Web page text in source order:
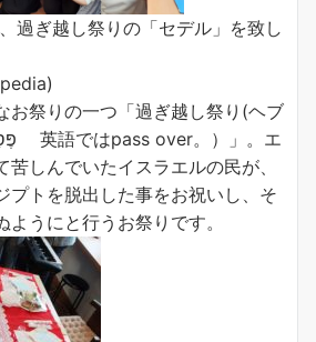
過ぎ越し祭りの「セデル」を致し
お祭りの一つ「過ぎ越し祭り(ヘブ
英語ではpass over。）」。エ
苦しんでいたイスラエルの民が、
プトを脱出した事をお祝いし、そ
うにと行うお祭りです。